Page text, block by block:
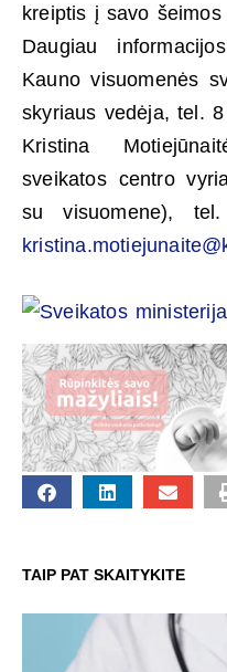
kreiptis į savo šeimos
Daugiau
Kauno visuomenės
skyriaus vedėja, tel.
Kristina
sveikatos centro
su visuomene),
TAIP PAT SKAITYKITE